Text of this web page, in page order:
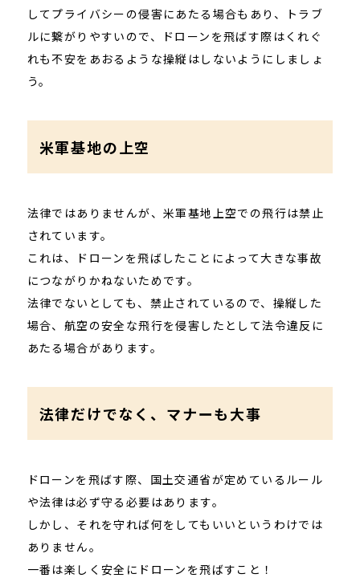
してプライバシーの侵害にあたる場合もあり、トラブ
ルに繋がりやすいので、ドローンを飛ばす際はくれぐ
れも不安をあおるような操縦はしないようにしましょ
う。
米軍基地の上空
法律ではありませんが、米軍基地上空での飛行は禁止
されています。
これは、ドローンを飛ばしたことによって大きな事故
につながりかねないためです。
法律でないとしても、禁止されているので、操縦した
場合、航空の安全な飛行を侵害したとして法令違反に
あたる場合があります。
法律だけでなく、マナーも大事
ドローンを飛ばす際、国土交通省が定めているルール
や法律は必ず守る必要はあります。
しかし、それを守れば何をしてもいいというわけでは
ありません。
一番は楽しく安全にドローンを飛ばすこと！